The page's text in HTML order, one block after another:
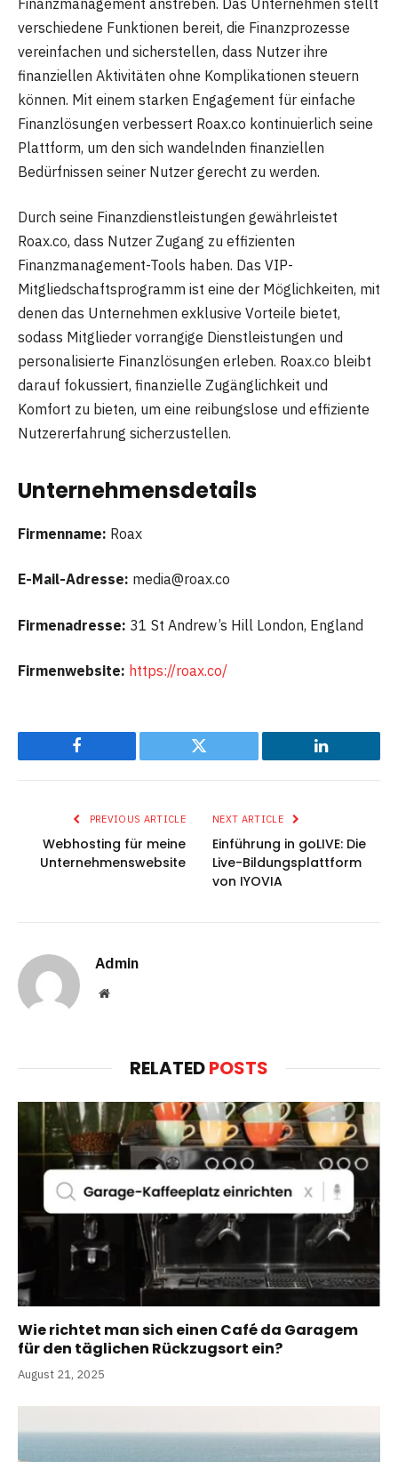
verschiedene Funktionen bereit, die Finanzprozesse
vereinfachen und sicherstellen, dass Nutzer ihre
finanziellen Aktivitäten ohne Komplikationen steuern
können. Mit einem starken Engagement für einfache
Finanzlösungen verbessert Roax.co kontinuierlich seine
Plattform, um den sich wandelnden finanziellen
Bedürfnissen seiner Nutzer gerecht zu werden.
Durch seine Finanzdienstleistungen gewährleistet
Roax.co, dass Nutzer Zugang zu effizienten
Finanzmanagement-Tools haben. Das VIP-
Mitgliedschaftsprogramm ist eine der Möglichkeiten, mit
denen das Unternehmen exklusive Vorteile bietet,
sodass Mitglieder vorrangige Dienstleistungen und
personalisierte Finanzlösungen erleben. Roax.co bleibt
darauf fokussiert, finanzielle Zugänglichkeit und
Komfort zu bieten, um eine reibungslose und effiziente
Nutzererfahrung sicherzustellen.
Unternehmensdetails
Firmenname: Roax
E-Mail-Adresse: media@roax.co
Firmenadresse: 31 St Andrew’s Hill London, England
Firmenwebsite: https://roax.co/
Facebook Twitter LinkedIn
PREVIOUS ARTICLE
Webhosting für meine
Unternehmenswebsite
NEXT ARTICLE
Einführung in goLIVE: Die
Live-Bildungsplattform
von IYOVIA
Admin
Website
RELATEDPOSTS
Wie richtet man sich einen Café da Garagem
für den täglichen Rückzugsort ein?
August 21, 2025